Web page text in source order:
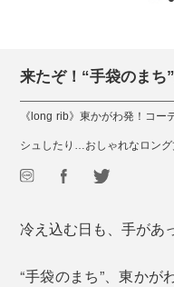
来たぞ！“手袋のまち
《long rib》東かがわ発！コ
シュしたり…おしゃれなロン
冷え込む日も、手があ
“手袋のまち”、東かが